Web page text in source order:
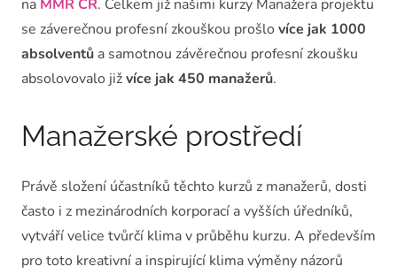
na MMR ČR. Celkem již našimi kurzy Manažera projektu
se záverečnou profesní zkouškou prošlovíce jak 1000
absolventů a samotnou závěrečnou profesní zkoušku
absolovovalo jižvíce jak 450 manažerů.
Manažerské prostředí
Právě složení účastníků těchto kurzů z manažerů, dosti
často i z mezinárodních korporací a vyšších úředníků,
vytváří velice tvůrčí klima v průběhu kurzu. A především
pro toto kreativní a inspirující klima výměny názorů